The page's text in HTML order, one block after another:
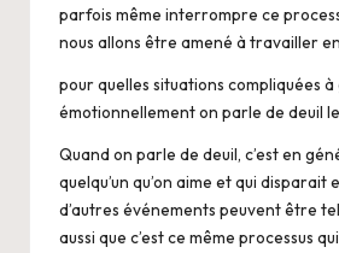
parfois même interrompre ce
nous allons être amené à travailler
pour quelles situations compliquées
émotionnellement on parle de deuil
Quand on parle de deuil, c’est en
quelqu’un qu’on aime et qui disparait
d’autres événements peuvent être
aussi que c’est ce même processus